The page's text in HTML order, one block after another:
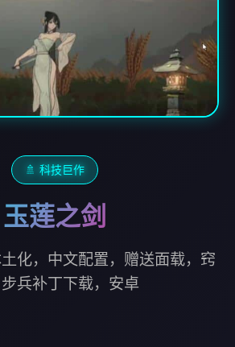
🚿 科技巨作
玉莲之剑
化，中文配置，赠送面载，窍
兵补丁下载，安卓